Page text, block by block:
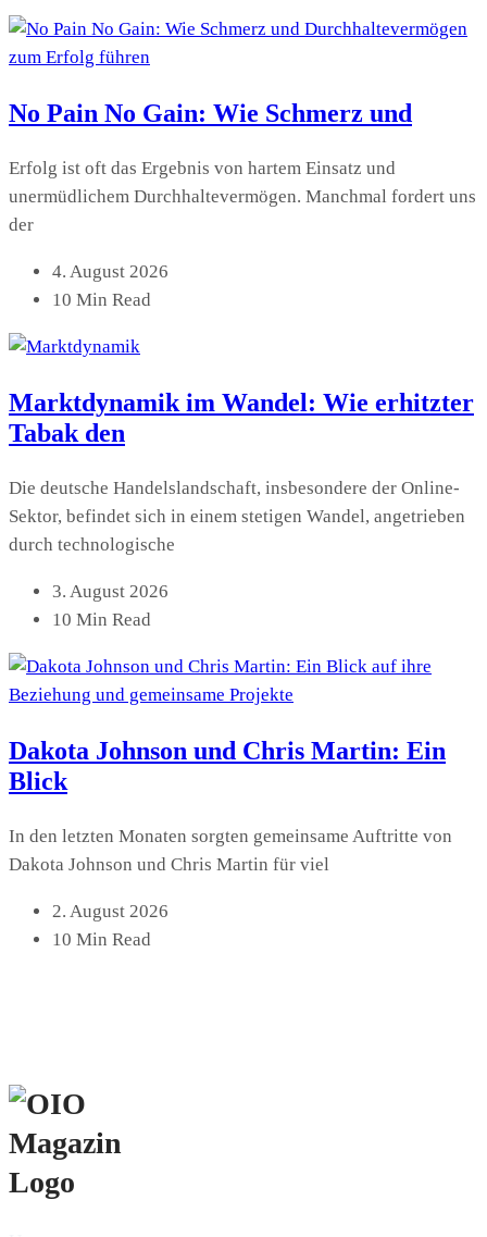
No Pain No Gain: Wie Schmerz und
Erfolg ist oft das Ergebnis von hartem Einsatz und
unermüdlichem Durchhaltevermögen. Manchmal fordert uns
der
4. August 2026
10 Min Read
Marktdynamik im Wandel: Wie erhitzter
Tabak den
Die deutsche Handelslandschaft, insbesondere der Online-
Sektor, befindet sich in einem stetigen Wandel, angetrieben
durch technologische
3. August 2026
10 Min Read
Dakota Johnson und Chris Martin: Ein
Blick
In den letzten Monaten sorgten gemeinsame Auftritte von
Dakota Johnson und Chris Martin für viel
2. August 2026
10 Min Read